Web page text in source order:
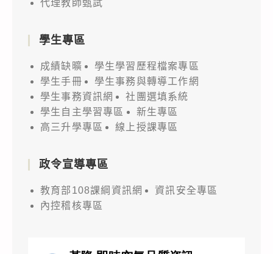
代理教師甄試
學生專區
成績缺曠
學生學習歷程檔案專區
學生手冊
學生事務與轉導工作網
學生事務資訊網
社團選填系統
學生自主學習專區
新生專區
高三升學專區
線上授課專區
政令宣導專區
教育部108課綱資訊網
資訊安全專區
內控稽核專區